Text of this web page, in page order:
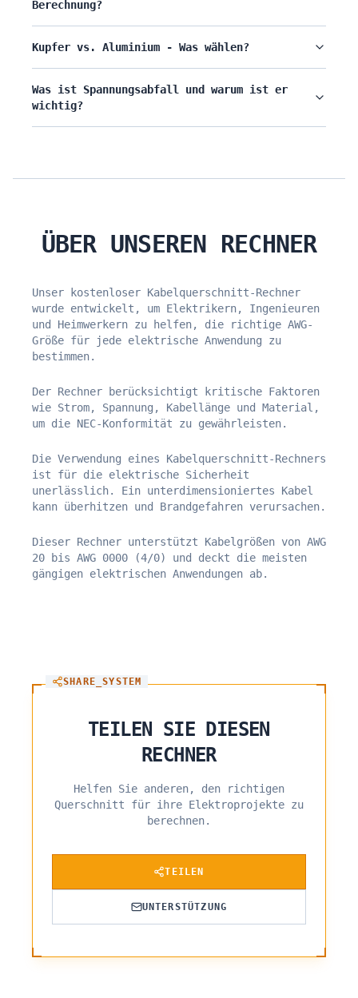
Berechnung?
Kupfer vs. Aluminium - Was wählen?
Was ist Spannungsabfall und warum ist er
wichtig?
ÜBER UNSEREN RECHNER
Unser kostenloser Kabelquerschnitt-Rechner
wurde entwickelt, um Elektrikern, Ingenieuren
und Heimwerkern zu helfen, die richtige AWG-
Größe für jede elektrische Anwendung zu
bestimmen.
Der Rechner berücksichtigt kritische Faktoren
wie Strom, Spannung, Kabellänge und Material,
um die NEC-Konformität zu gewährleisten.
Die Verwendung eines Kabelquerschnitt-Rechners
ist für die elektrische Sicherheit
unerlässlich. Ein unterdimensioniertes Kabel
kann überhitzen und Brandgefahren verursachen.
Dieser Rechner unterstützt Kabelgrößen von AWG
20 bis AWG 0000 (4/0) und deckt die meisten
gängigen elektrischen Anwendungen ab.
SHARE_SYSTEM
TEILEN SIE DIESEN
RECHNER
Helfen Sie anderen, den richtigen
Querschnitt für ihre Elektroprojekte zu
berechnen.
TEILEN
UNTERSTÜTZUNG